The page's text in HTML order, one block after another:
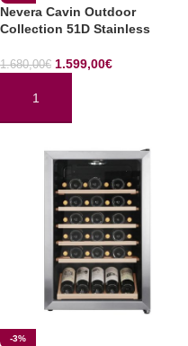
Nevera Cavin Outdoor
Collection 51D Stainless
1.680,00€ 1.599,00€
AÑADIR AL CARRITO
-3%